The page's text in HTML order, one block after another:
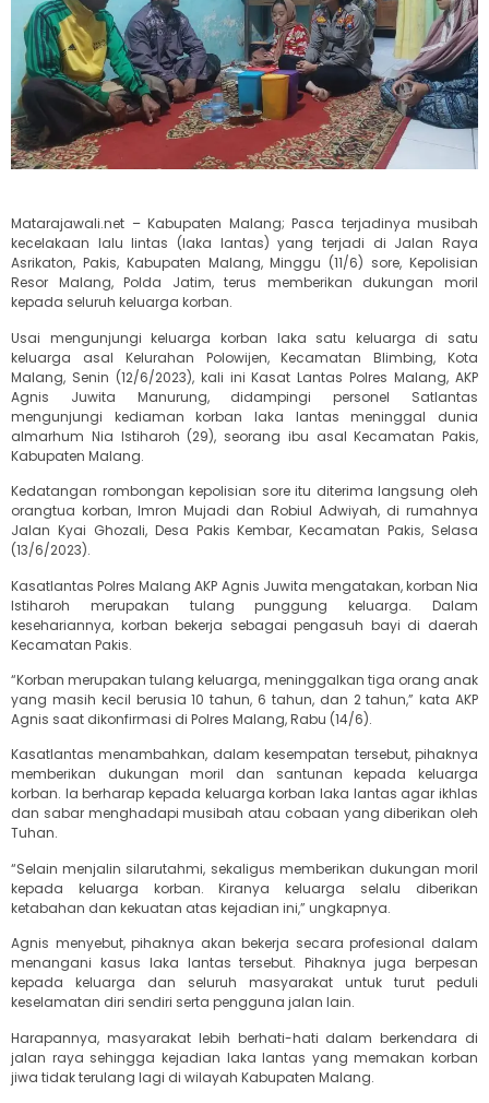
Matarajawali.net – Kabupaten Malang; Pasca terjadinya musibah
kecelakaan lalu lintas (laka lantas) yang terjadi di Jalan Raya
Asrikaton, Pakis, Kabupaten Malang, Minggu (11/6) sore, Kepolisian
Resor Malang, Polda Jatim, terus memberikan dukungan moril
kepada seluruh keluarga korban.
Usai mengunjungi keluarga korban laka satu keluarga di satu
keluarga asal Kelurahan Polowijen, Kecamatan Blimbing, Kota
Malang, Senin (12/6/2023), kali ini Kasat Lantas Polres Malang, AKP
Agnis Juwita Manurung, didampingi personel Satlantas
mengunjungi kediaman korban laka lantas meninggal dunia
almarhum Nia Istiharoh (29), seorang ibu asal Kecamatan Pakis,
Kabupaten Malang.
Kedatangan rombongan kepolisian sore itu diterima langsung oleh
orangtua korban, Imron Mujadi dan Robiul Adwiyah, di rumahnya
Jalan Kyai Ghozali, Desa Pakis Kembar, Kecamatan Pakis, Selasa
(13/6/2023).
Kasatlantas Polres Malang AKP Agnis Juwita mengatakan, korban Nia
Istiharoh merupakan tulang punggung keluarga. Dalam
kesehariannya, korban bekerja sebagai pengasuh bayi di daerah
Kecamatan Pakis.
“Korban merupakan tulang keluarga, meninggalkan tiga orang anak
yang masih kecil berusia 10 tahun, 6 tahun, dan 2 tahun,” kata AKP
Agnis saat dikonfirmasi di Polres Malang, Rabu (14/6).
Kasatlantas menambahkan, dalam kesempatan tersebut, pihaknya
memberikan dukungan moril dan santunan kepada keluarga
korban. Ia berharap kepada keluarga korban laka lantas agar ikhlas
dan sabar menghadapi musibah atau cobaan yang diberikan oleh
Tuhan.
“Selain menjalin silarutahmi, sekaligus memberikan dukungan moril
kepada keluarga korban. Kiranya keluarga selalu diberikan
ketabahan dan kekuatan atas kejadian ini,” ungkapnya.
Agnis menyebut, pihaknya akan bekerja secara profesional dalam
menangani kasus laka lantas tersebut. Pihaknya juga berpesan
kepada keluarga dan seluruh masyarakat untuk turut peduli
keselamatan diri sendiri serta pengguna jalan lain.
Harapannya, masyarakat lebih berhati-hati dalam berkendara di
jalan raya sehingga kejadian laka lantas yang memakan korban
jiwa tidak terulang lagi di wilayah Kabupaten Malang.